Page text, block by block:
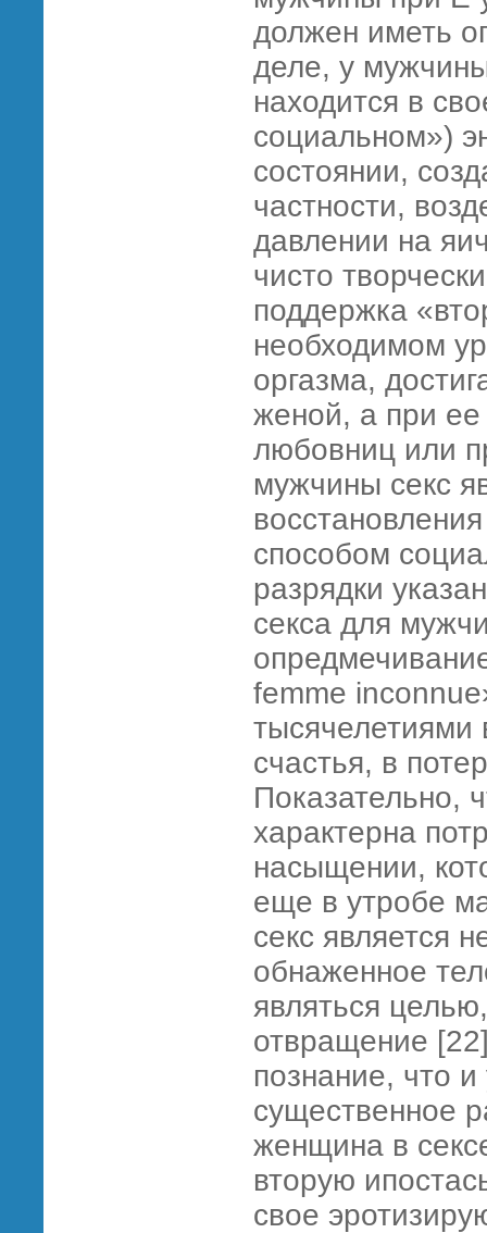
должен иметь
деле, у
находится в
социальном»)
состоянии,
частности,
давлении на
чисто
поддержка
необходимом
оргазма,
женой, а при ее
любовниц или
мужчины секс
способом
разрядки
секса для
femme
тысячелетиями
счастья, в
Показательно,
характерна
насыщении,
еще в утробе
секс является
обнаженное
являться
отвращение
познание, что
существенное
женщина в
вторую
свое